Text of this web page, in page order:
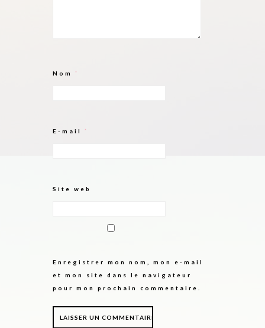
Nom *
E-mail *
Site web
Enregistrer mon nom, mon e-mail
et mon site dans le navigateur
pour mon prochain commentaire.